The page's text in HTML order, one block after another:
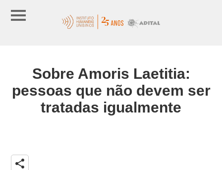
Sobre Amoris Laetitia:
pessoas que não devem ser
tratadas igualmente
share